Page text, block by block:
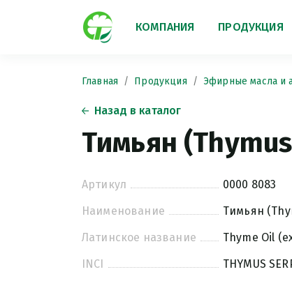
КОМПАНИЯ ПРОДУКЦИЯ
Главная Продукция Эфирные масла и
Назад в каталог
Тимьян
Артикул
0000 8083
Наименование
Тимьян
Латинское название
Thyme Oil
INCI
THYMUS